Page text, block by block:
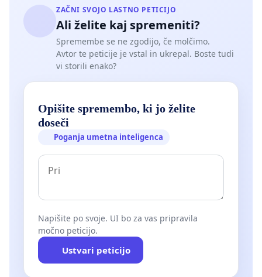
ZAČNI SVOJO LASTNO PETICIJO
Ali želite kaj spremeniti?
Spremembe se ne zgodijo, če molčimo.
Avtor te peticije je vstal in ukrepal. Boste tudi
vi storili enako?
Opišite spremembo, ki jo želite
doseči
Poganja umetna inteligenca
Napišite po svoje. UI bo za vas pripravila
močno peticijo.
Ustvari peticijo